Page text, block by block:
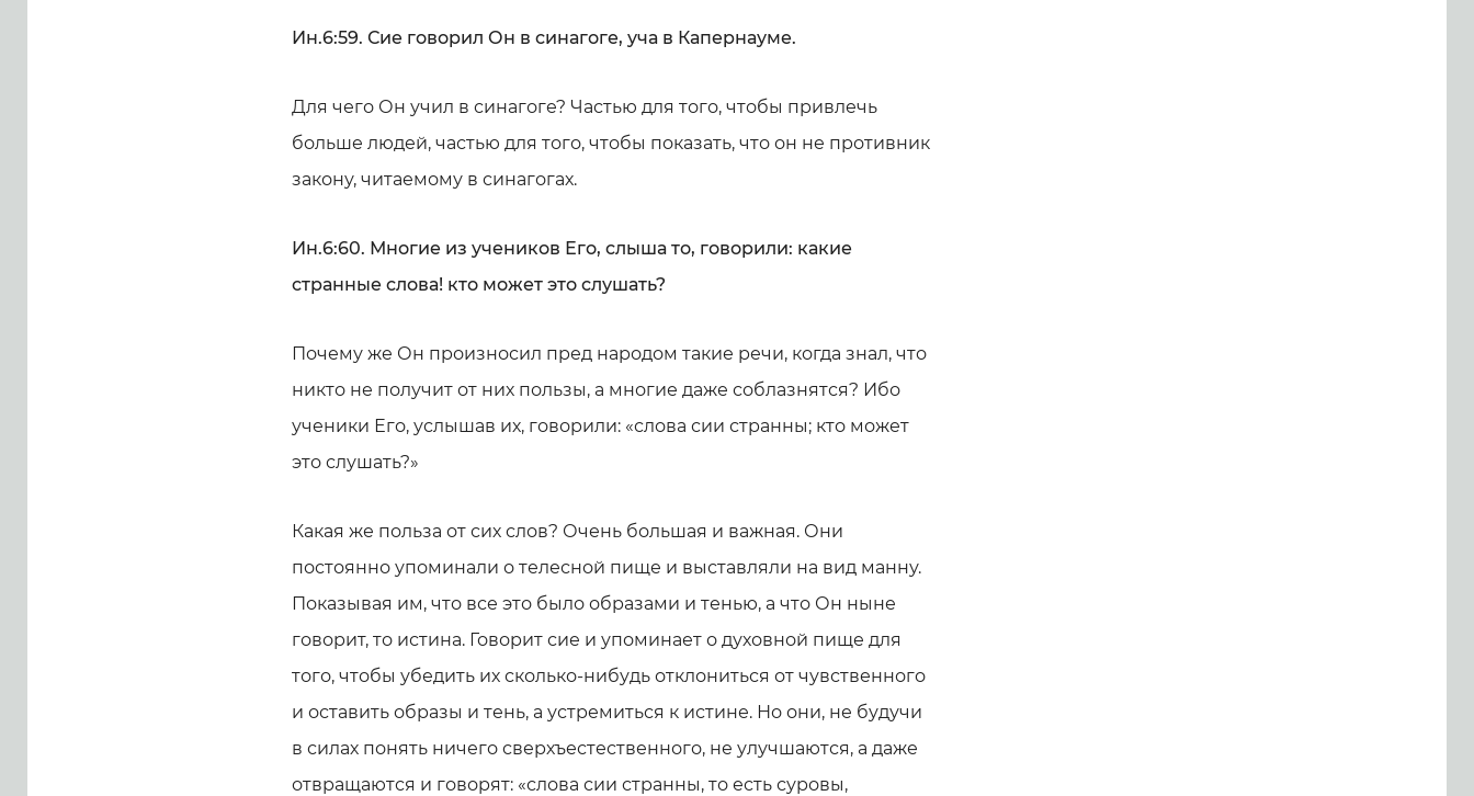
Ин.6:59. Сие говорил Он в синагоге, уча в Капернауме.
Для чего Он учил в синагоге? Частью для того, чтобы привлечь
больше людей, частью для того, чтобы показать, что он не противник
закону, читаемому в синагогах.
Ин.6:60. Многие из учеников Его, слыша то, говорили: какие
странные слова! кто может это слушать?
Почему же Он произносил пред народом такие речи, когда знал, что
никто не получит от них пользы, а многие даже соблазнятся? Ибо
ученики Его, услышав их, говорили: «слова сии странны; кто может
это слушать?»
Какая же польза от сих слов? Очень большая и важная. Они
постоянно упоминали о телесной пище и выставляли на вид манну.
Показывая им, что все это было образами и тенью, а что Он ныне
говорит, то истина. Говорит сие и упоминает о духовной пище для
того, чтобы убедить их сколько-нибудь отклониться от чувственного
и оставить образы и тень, а устремиться к истине. Но они, не будучи
в силах понять ничего сверхъестественного, не улучшаются, а даже
отвращаются и говорят: «слова сии странны, то есть суровы,